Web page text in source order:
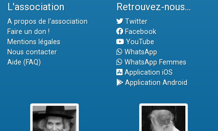
L'association
A propos de l'association
Faire un don !
Mentions légales
Nous contacter
Aide (FAQ)
Retrouvez-nous...
Twitter
Facebook
YouTube
WhatsApp
WhatsApp Femmes
Application iOS
Application Android